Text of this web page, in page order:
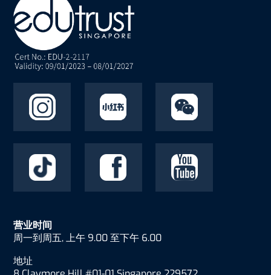
营业时间
周一到周五, 上午 9.00 至下午 6.00
地址